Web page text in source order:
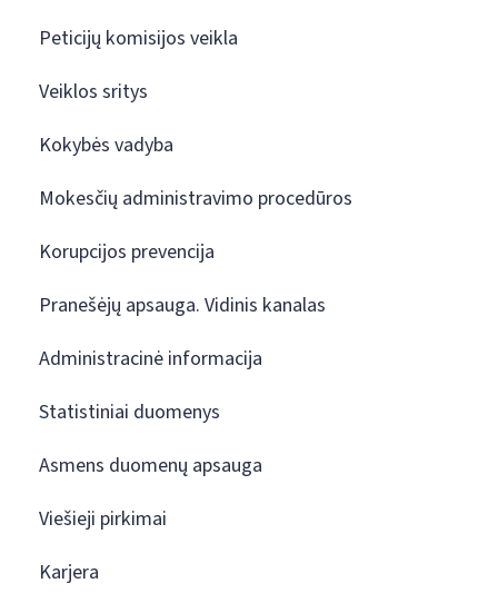
Peticijų komisijos veikla
Veiklos sritys
Kokybės vadyba
Mokesčių administravimo procedūros
Korupcijos prevencija
Pranešėjų apsauga. Vidinis kanalas
Administracinė informacija
Statistiniai duomenys
Asmens duomenų apsauga
Viešieji pirkimai
Karjera